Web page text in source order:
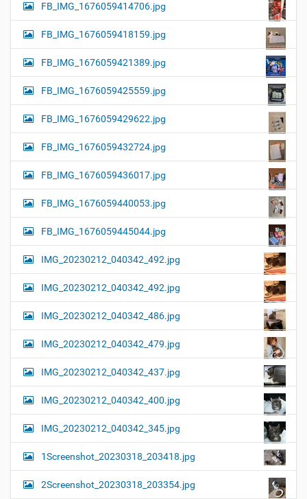
FB_IMG_1676059414706.jpg
FB_IMG_1676059418159.jpg
FB_IMG_1676059421389.jpg
FB_IMG_1676059425559.jpg
FB_IMG_1676059429622.jpg
FB_IMG_1676059432724.jpg
FB_IMG_1676059436017.jpg
FB_IMG_1676059440053.jpg
FB_IMG_1676059445044.jpg
IMG_20230212_040342_492.jpg
IMG_20230212_040342_492.jpg
IMG_20230212_040342_486.jpg
IMG_20230212_040342_479.jpg
IMG_20230212_040342_437.jpg
IMG_20230212_040342_400.jpg
IMG_20230212_040342_345.jpg
1Screenshot_20230318_203418.jpg
2Screenshot_20230318_203354.jpg